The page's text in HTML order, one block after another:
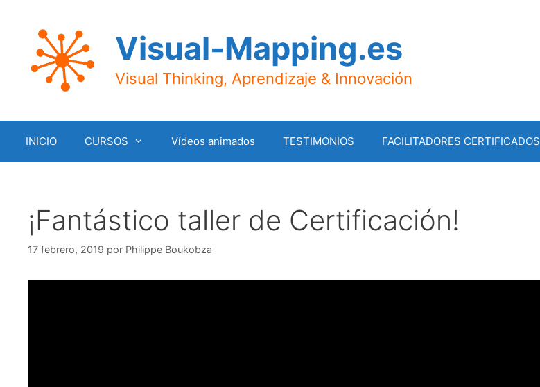
contenido
Visual-Mapping.es
Visual Thinking, Aprendizaje & Innovación
INICIO CURSOS Vídeos animados TESTIMONIOS FACILITADORES CERTIFICADOS
¡Fantástico taller de Certificación!
17 febrero, 2019 por Philippe Boukobza